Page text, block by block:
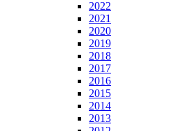
2022
2021
2020
2019
2018
2017
2016
2015
2014
2013